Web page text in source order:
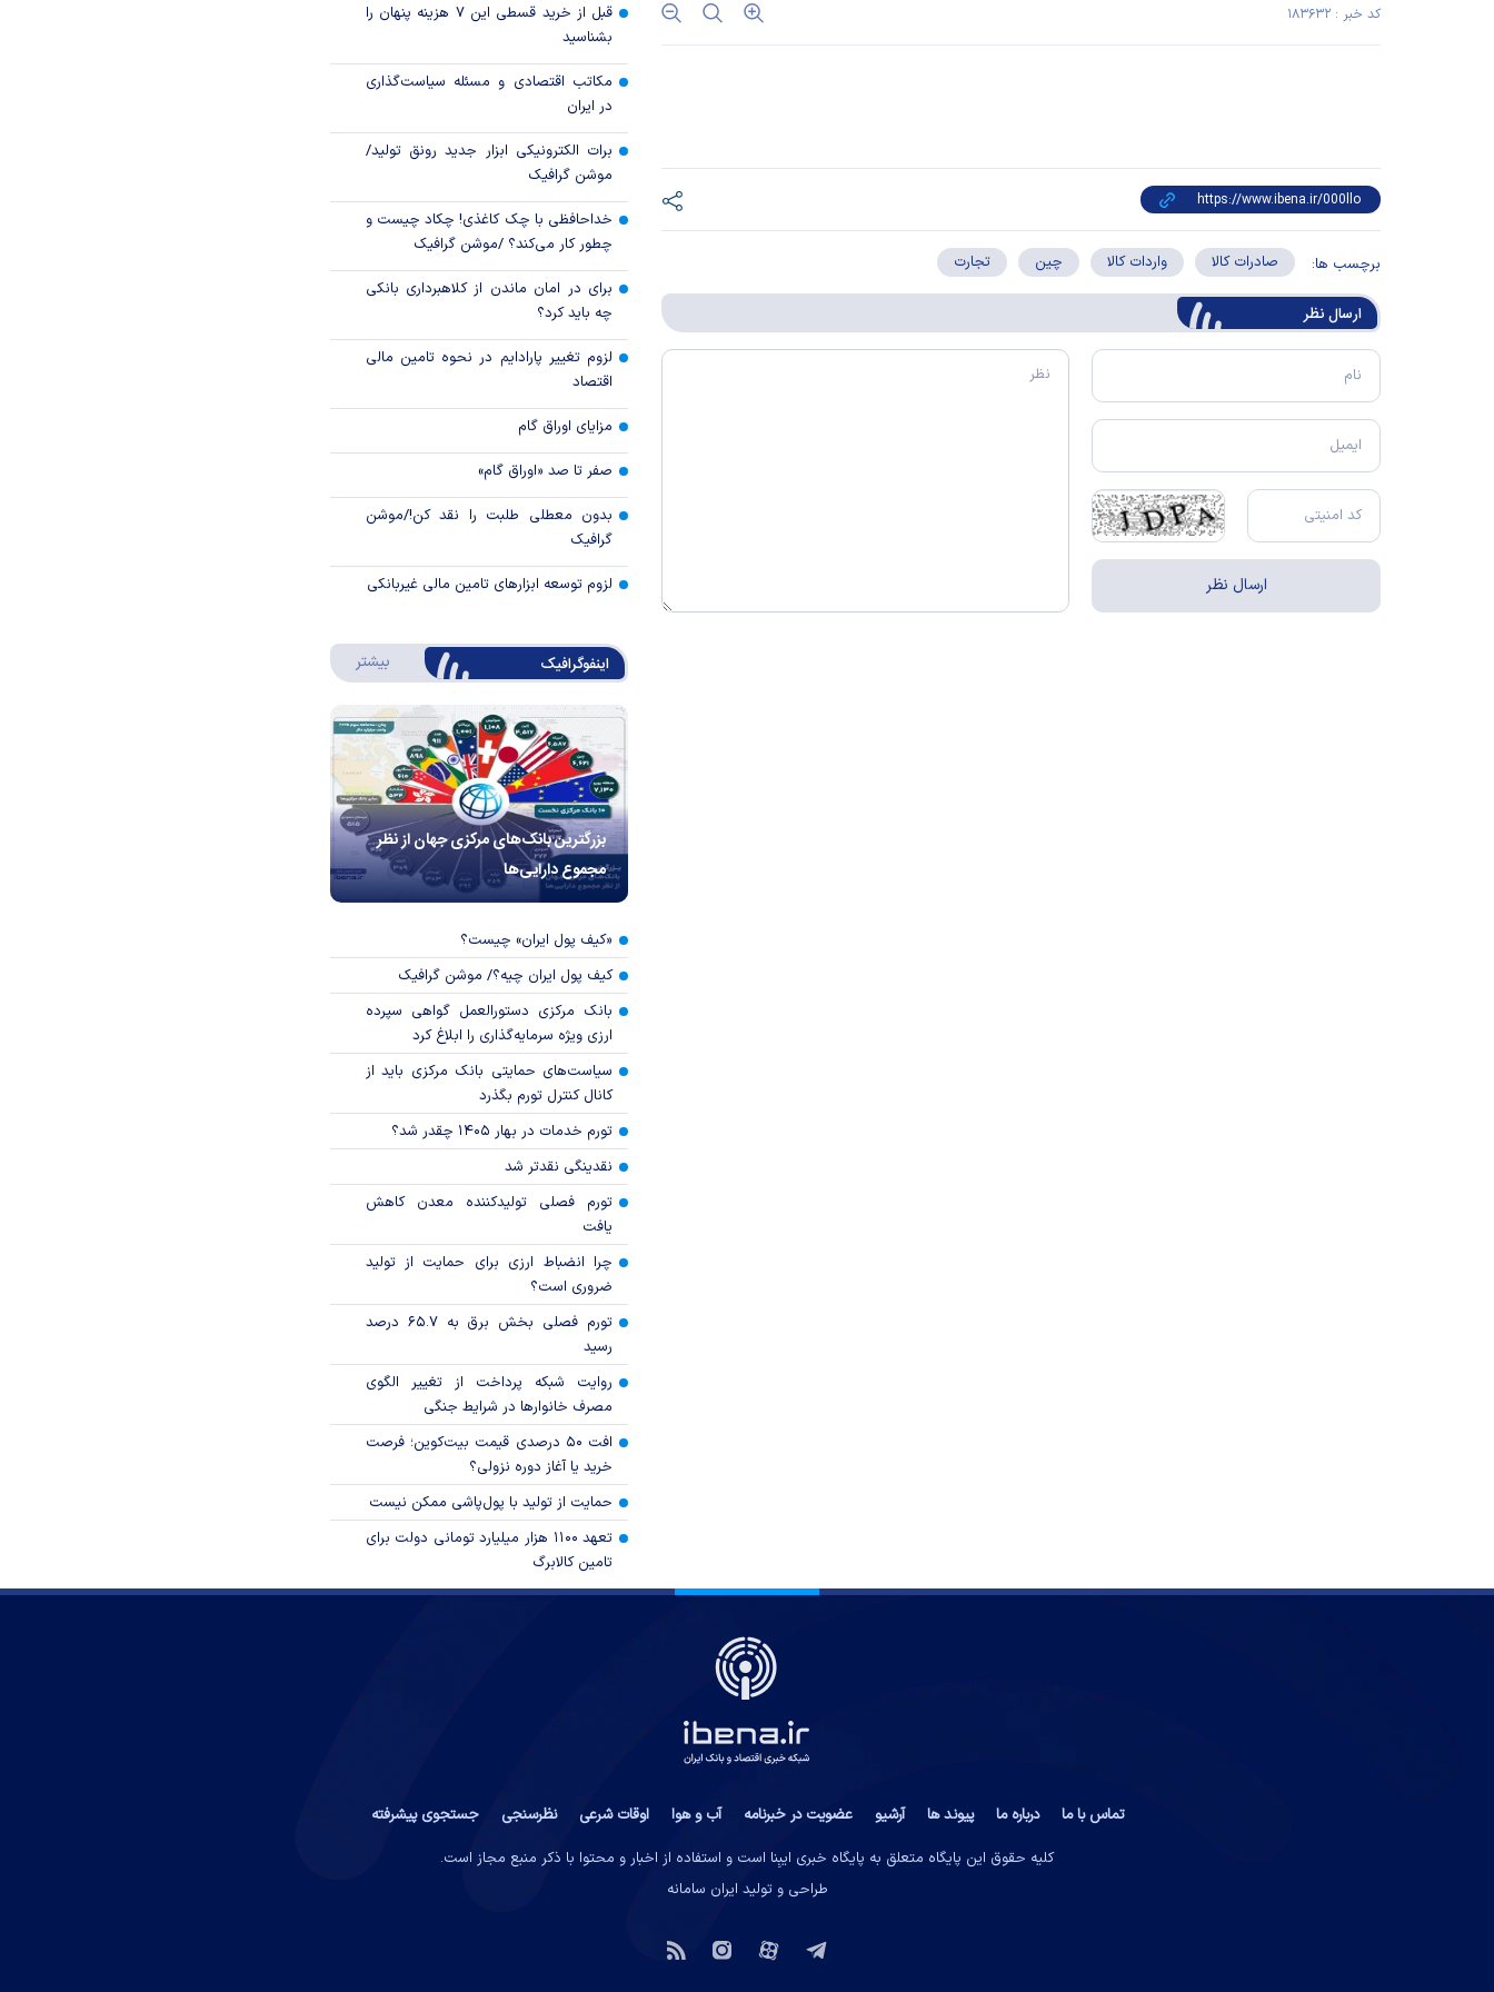
کد خبر : ۱۸۳۶۳۲
برچسب ها: صادرات کالا واردات کالا چین تجارت
ارسال‌ نظر
طلا در دو راهی هرمز و فدرال‌رزرو
قیمت نفت یک دلار بالا رفت
قبل از خرید قسطی این ۷ هزینه پنهان را
بشناسید
مکاتب اقتصادی و مسئله سیاست‌گذاری
در ایران
برات الکترونیکی ابزار جدید رونق تولید/
موشن گرافیک
خداحافظی با چک کاغذی! چکاد چیست و
چطور کار می‌کند؟ /موشن گرافیک
برای در امان ماندن از کلاهبرداری بانکی
چه باید کرد؟
لزوم تغییر پارادایم در نحوه تامین مالی
اقتصاد
مزایای اوراق گام
صفر تا صد «اوراق گام»
بدون معطلی طلبت را نقد کن!/موشن
گرافیک
لزوم توسعه ابزارهای تامین مالی غیربانکی
اینفوگرافیک بیشتر درباره اینفوگرافیک
بزرگترین بانک‌های مرکزی جهان از نظر
مجموع دارایی‌ها
«کیف پول ایران» چیست؟
کیف پول ایران چیه؟/ موشن گرافیک
بانک مرکزی دستورالعمل گواهی سپرده
ارزی ویژه سرمایه‌گذاری را ابلاغ کرد
سیاست‌های حمایتی بانک مرکزی باید از
کانال کنترل تورم بگذرد
تورم خدمات در بهار ۱۴۰۵ چقدر شد؟
نقدینگی نقدتر شد
تورم فصلی تولیدکننده معدن کاهش
یافت
چرا انضباط ارزی برای حمایت از تولید
ضروری است؟
تورم فصلی بخش برق به ۶۵.۷ درصد
رسید
روایت شبکه پرداخت از تغییر الگوی
مصرف خانوار‌ها در شرایط جنگی
افت ۵۰ درصدی قیمت بیت‌کوین؛ فرصت
خرید یا آغاز دوره نزولی؟
حمایت از تولید با پول‌پاشی ممکن نیست
تعهد ۱۱۰۰ هزار میلیارد تومانی دولت برای
تامین کالابرگ
تماس با ما درباره ما پیوند ها آرشیو عضویت در خبرنامه آب و هوا اوقات شرعی نظرسنجی
جستجوی پیشرفته
کلیه حقوق این پایگاه متعلق به پایگاه خبری ایبِنا است و استفاده از اخبار و محتوا با ذکر منبع مجاز است.
طراحی و تولید ایران سامانه